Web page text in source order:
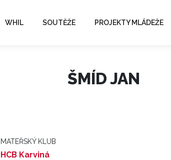
WHIL SOUTĚŽE PROJEKTY MLÁDEŽE
ŠMÍD JAN
MATEŘSKÝ KLUB
HCB Karviná